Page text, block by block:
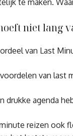
te maken.
niet lang
van Last
van last
drukke agenda
reizen ook